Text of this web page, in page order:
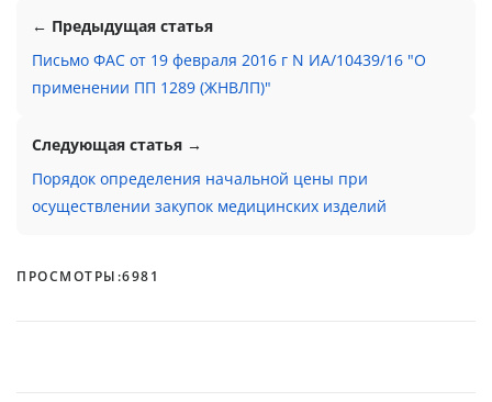
← Предыдущая статья
Письмо ФАС от 19 февраля 2016 г N ИА/10439/16 "О
применении ПП 1289 (ЖНВЛП)"
Следующая статья →
Порядок определения начальной цены при
осуществлении закупок медицинских изделий
ПРОСМОТРЫ:6981